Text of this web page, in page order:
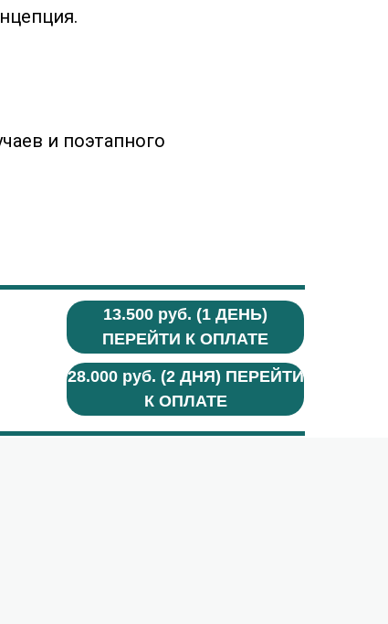
и поэтапного
13.500 руб. (1 ДЕНЬ)
ПЕРЕЙТИ К ОПЛАТЕ
28.000 руб. (2 ДНЯ) ПЕРЕЙТИ
К ОПЛАТЕ